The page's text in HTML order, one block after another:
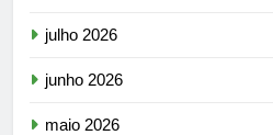
julho 2026
junho 2026
maio 2026